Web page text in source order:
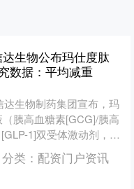
生物公布玛仕度肽
数据：平均减重
达生物制药集团宣布，玛
胰高血糖素[GCG]/胰高
1]双受体激动剂，研
）在中国中重度肥胖....
分类： 配资门户资讯